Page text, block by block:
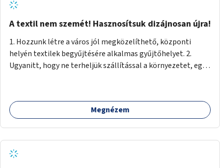
A textil nem szemét! Hasznosítsuk dizájnosan újra!
1. Hozzunk létre a város jól megközelíthető, központi
helyén textilek begyűjtésére alkalmas gyűjtőhelyet. 2.
Ugyanitt, hogy ne terheljük szállítással a környezetet, egy
Ugyanitt egy utcára nyíló bemutatótermet és üzletet, ahol
az elkészült termékek megnézhetők, megvásárolhatók.
még használható darabokat értékesíteni lehet az
üzletben.) 3. A textilek darabolása kisebb-nagyobb
Megnézem